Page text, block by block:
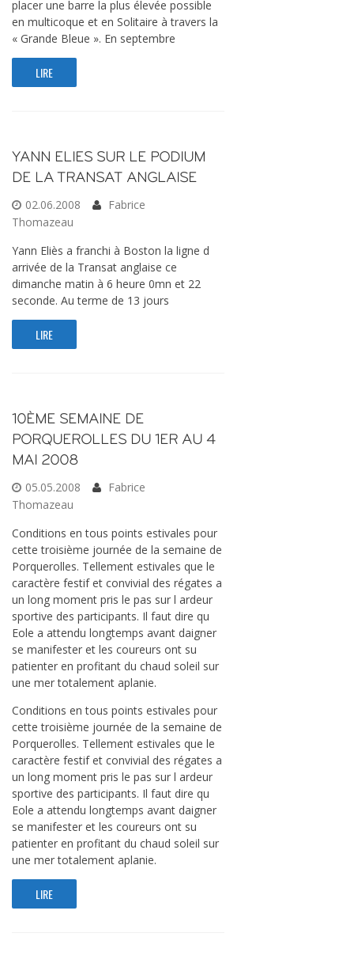
placer une barre la plus élevée possible
en multicoque et en Solitaire à travers la
« Grande Bleue ». En septembre
LIRE
YANN ELIES SUR LE PODIUM
DE LA TRANSAT ANGLAISE
02.06.2008
Fabrice
Thomazeau
Yann Eliès a franchi à Boston la ligne d
arrivée de la Transat anglaise ce
dimanche matin à 6 heure 0mn et 22
seconde. Au terme de 13 jours
LIRE
10ÈME SEMAINE DE
PORQUEROLLES DU 1ER AU 4
MAI 2008
05.05.2008
Fabrice
Thomazeau
Conditions en tous points estivales pour
cette troisième journée de la semaine de
Porquerolles. Tellement estivales que le
caractère festif et convivial des régates a
un long moment pris le pas sur l ardeur
sportive des participants. Il faut dire qu
Eole a attendu longtemps avant daigner
se manifester et les coureurs ont su
patienter en profitant du chaud soleil sur
une mer totalement aplanie.
Conditions en tous points estivales pour
cette troisième journée de la semaine de
Porquerolles. Tellement estivales que le
caractère festif et convivial des régates a
un long moment pris le pas sur l ardeur
sportive des participants. Il faut dire qu
Eole a attendu longtemps avant daigner
se manifester et les coureurs ont su
patienter en profitant du chaud soleil sur
une mer totalement aplanie.
LIRE